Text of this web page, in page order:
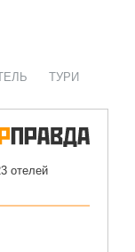
ТУРИ